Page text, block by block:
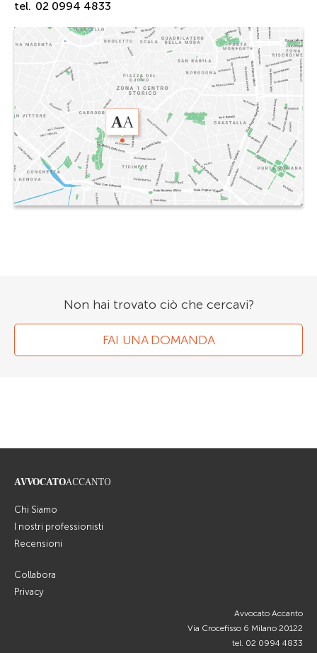
tel. 02 0994 4833
Non hai trovato ciò che cercavi?
FAI UNA DOMANDA
AVVOCATOACCANTO
Chi Siamo
I nostri professionisti
Recensioni
Collabora
Privacy
Avvocato Accanto
Via Crocefisso 6 Milano 20122
tel. 02 0994 4833